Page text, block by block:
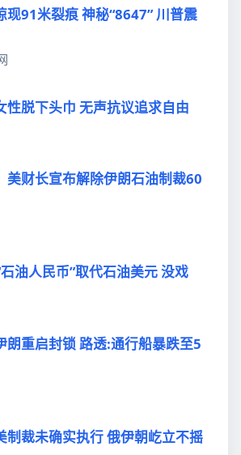
现91米裂痕 神秘“8647” 川普震
性脱下头巾 无声抗议追求自由
美财长宣布解除伊朗石油制裁60
油人民币”取代石油美元 没戏
朗重启封锁 路透:通行船暴跌至5
制裁未确实执行 俄伊朝屹立不摇